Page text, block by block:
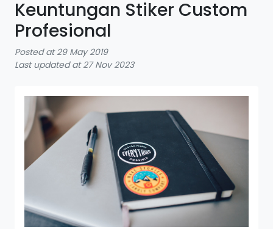
Keuntungan Stiker Custom
Profesional
Posted at 29 May 2019
Last updated at 27 Nov 2023